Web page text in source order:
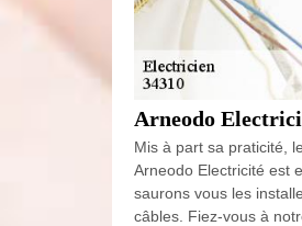
Arneodo
Mis à part sa praticité,
Arneodo Electricité est
saurons vous les
câbles. Fiez-vous à